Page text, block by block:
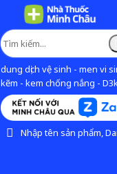
dung dịch vệ sinh - men vi
kẽm - kem chống nắng -
Nhập tên sản phẩm,